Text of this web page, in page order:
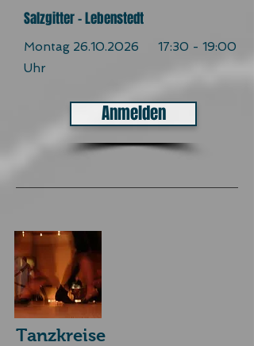
Salzgitter - Lebenstedt
Montag 26.10.2026 17:30 - 19:00
Uhr
Anmelden
Tanzkreise